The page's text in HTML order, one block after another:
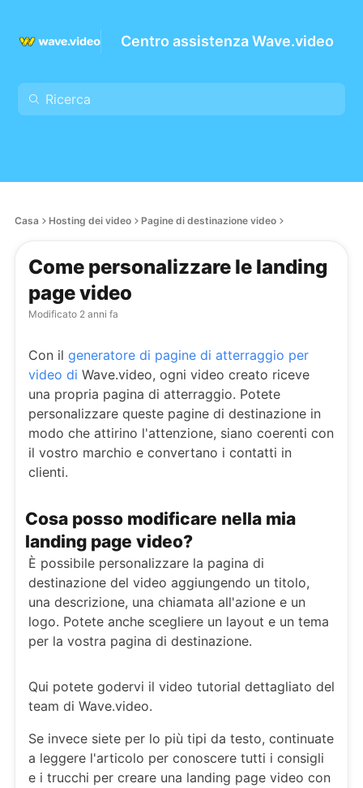
Centro assistenza Wave.video
Casa Hosting dei video Pagine di destinazione video
Come personalizzare le landing
page video
Modificato 2 anni fa
Con il generatore di pagine di atterraggio per
video di Wave.video, ogni video creato riceve
una propria pagina di atterraggio. Potete
personalizzare queste pagine di destinazione in
modo che attirino l'attenzione, siano coerenti con
il vostro marchio e convertano i contatti in
clienti.
Cosa posso modificare nella mia
landing page video?
È possibile personalizzare la pagina di
destinazione del video aggiungendo un titolo,
una descrizione, una chiamata all'azione e un
logo. Potete anche scegliere un layout e un tema
per la vostra pagina di destinazione.
Qui potete godervi il video tutorial dettagliato del
team di Wave.video.
Se invece siete per lo più tipi da testo, continuate
a leggere l'articolo per conoscere tutti i consigli
e i trucchi per creare una landing page video con